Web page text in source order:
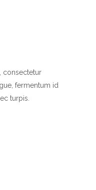
consectetur
fermentum id
turpis.